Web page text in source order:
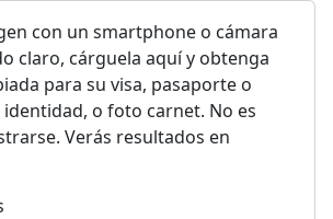
con un smartphone o cámara
claro, cárguela aquí y obtenga
para su visa, pasaporte o
o foto carnet. No es
Verás resultados en